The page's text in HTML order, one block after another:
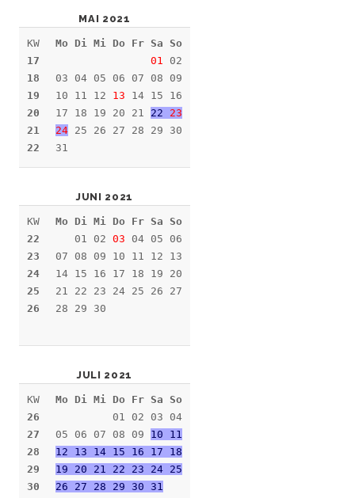
MAI 2021
KW
17
18
19
20
21
22
Mo Di Mi Do Fr Sa So
01 02
03 04 05 06 07 08 09
10 11 12 13 14 15 16
17 18 19 20 21 22 23
2425 26 27 28 29 30
31
JUNI 2021
KW
22
23
24
25
26
Mo Di Mi Do Fr Sa So
01 02 03 04 05 06
07 08 09 10 11 12 13
14 15 16 17 18 19 20
21 22 23 24 25 26 27
28 29 30
JULI 2021
KW
26
27
28
29
30
Mo Di Mi Do Fr Sa So
01 02 03 04
05 06 07 08 09 10 11
12 13 14 15 16 17 18
19 20 21 22 23 24 25
26 27 28 29 30 31